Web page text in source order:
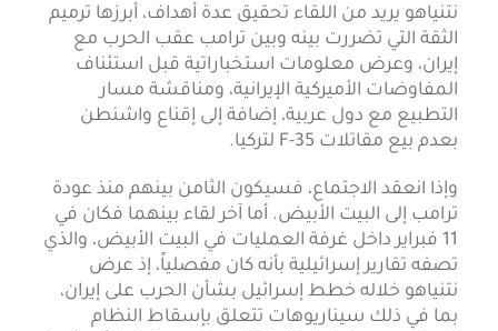
نتنياهو يريد من اللقاء تحقيق عدة أهداف، أبرزها ترميم
الثقة التي تضررت بينه وبين ترامب عقب الحرب مع
إيران، وعرض معلومات استخباراتية قبل استئناف
المفاوضات الأميركية الإيرانية، ومناقشة مسار
التطبيع مع دول عربية، إضافة إلى إقناع واشنطن
بعدم بيع مقاتلات F-35 لتركيا.
وإذا انعقد الاجتماع، فسيكون الثامن بينهم منذ عودة
ترامب إلى البيت الأبيض. أما آخر لقاء بينهما فكان في
11 فبراير داخل غرفة العمليات في البيت الأبيض، والذي
تصفه تقارير إسرائيلية بأنه كان مفصلياً، إذ عرض
نتنياهو خلاله خطط إسرائيل بشأن الحرب على إيران،
بما في ذلك سيناريوهات تتعلق بإسقاط النظام